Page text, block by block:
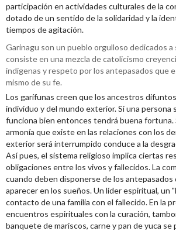
participación en actividades culturales de la
dotado de un sentido de la solidaridad y la
tiempos de agitación.
Garinagu son un pueblo orgulloso dedicados a
consiste en una mezcla de catolicismo
indigenas y respeto por los antepasados que
mismo de su fe.
Los garífunas creen que los ancestros
individuo y del mundo exterior. Si una persona
funciona bien entonces tendrá buena fortuna.
armonía que existe en las relaciones con los
exterior será interrumpido conduce a la
Así pues, el sistema religioso implica ciertas
obligaciones entre los vivos y fallecidos. La
cuando deben disponerse de los
aparecer en los sueños. Un líder espiritual, un
contacto de una familia con el fallecido. En la
encuentros espirituales con la curación,
banquete de mariscos, carne y pan de yuca se